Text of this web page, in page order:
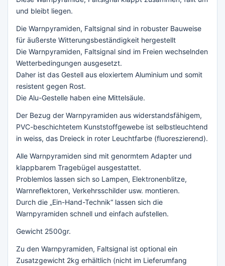
und bleibt liegen.
Die Warnpyramiden, Faltsignal sind in robuster Bauweise
für äußerste Witterungsbeständigkeit hergestellt
Die Warnpyramiden, Faltsignal sind im Freien wechselnden
Wetterbedingungen ausgesetzt.
Daher ist das Gestell aus eloxiertem Aluminium und somit
resistent gegen Rost.
Die Alu-Gestelle haben eine Mittelsäule.
Der Bezug der Warnpyramiden aus widerstandsfähigem,
PVC-beschichtetem Kunststoffgewebe ist selbstleuchtend
in weiss, das Dreieck in roter Leuchtfarbe (fluoreszierend).
Alle Warnpyramiden sind mit genormtem Adapter und
klappbarem Tragebügel ausgestattet.
Problemlos lassen sich so Lampen, Elektronenblitze,
Warnreflektoren, Verkehrsschilder usw. montieren.
Durch die „Ein-Hand-Technik“ lassen sich die
Warnpyramiden schnell und einfach aufstellen.
Gewicht 2500gr.
Zu den Warnpyramiden, Faltsignal ist optional ein
Zusatzgewicht 2kg erhältlich (nicht im Lieferumfang